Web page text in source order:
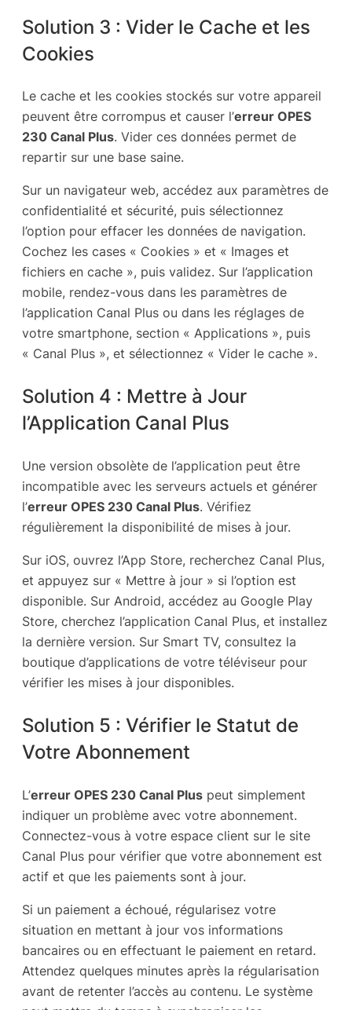
Solution 3 : Vider le Cache et les
Cookies
Le cache et les cookies stockés sur votre appareil
peuvent être corrompus et causer l’erreur OPES
230 Canal Plus. Vider ces données permet de
repartir sur une base saine.
Sur un navigateur web, accédez aux paramètres de
confidentialité et sécurité, puis sélectionnez
l’option pour effacer les données de navigation.
Cochez les cases « Cookies » et « Images et
fichiers en cache », puis validez. Sur l’application
mobile, rendez-vous dans les paramètres de
l’application Canal Plus ou dans les réglages de
votre smartphone, section « Applications », puis
« Canal Plus », et sélectionnez « Vider le cache ».
Solution 4 : Mettre à Jour
l’Application Canal Plus
Une version obsolète de l’application peut être
incompatible avec les serveurs actuels et générer
l’erreur OPES 230 Canal Plus. Vérifiez
régulièrement la disponibilité de mises à jour.
Sur iOS, ouvrez l’App Store, recherchez Canal Plus,
et appuyez sur « Mettre à jour » si l’option est
disponible. Sur Android, accédez au Google Play
Store, cherchez l’application Canal Plus, et installez
la dernière version. Sur Smart TV, consultez la
boutique d’applications de votre téléviseur pour
vérifier les mises à jour disponibles.
Solution 5 : Vérifier le Statut de
Votre Abonnement
L’erreur OPES 230 Canal Plus peut simplement
indiquer un problème avec votre abonnement.
Connectez-vous à votre espace client sur le site
Canal Plus pour vérifier que votre abonnement est
actif et que les paiements sont à jour.
Si un paiement a échoué, régularisez votre
situation en mettant à jour vos informations
bancaires ou en effectuant le paiement en retard.
Attendez quelques minutes après la régularisation
avant de retenter l’accès au contenu. Le système